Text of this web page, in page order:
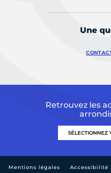
Une
Retrouvez les
Mentions légales Accessibilité :